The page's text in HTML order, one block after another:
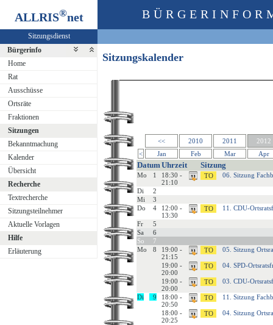
ALLRIS®net
Sitzungsdienst
Bürgerinfo
Home
Rat
Ausschüsse
Ortsräte
Fraktionen
Sitzungen
Bekanntmachung
Kalender
Übersicht
Recherche
Textrecherche
Sitzungsteilnehmer
Aktuelle Vorlagen
Hilfe
Erläuterung
Sitzungskalender
<< 2010 2011
2012
<
Jan Feb Mar Apr
DatumUhrzeit Sitzung
Mo 1
18:30 -
21:10
06. Sitzung
Di
2
Mi
3
Do
4
12:00 -
13:30
11. CDU-
Fr
5
Sa
6
So
7
Mo
8
19:00 -
21:15
05. Sitzung
19:00 -
20:00
04. SPD-
19:00 -
20:00
03. CDU-
Di 9
18:00 -
20:50
11. Sitzung
18:00 -
20:25
04. Sitzung